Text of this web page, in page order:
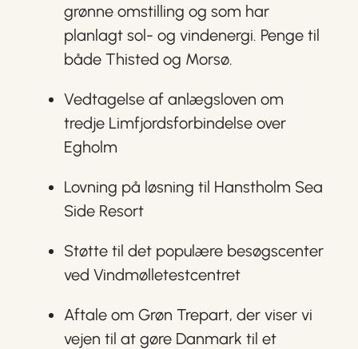
grønne omstilling og som har
planlagt sol- og vindenergi. Penge til
både Thisted og Morsø.
Vedtagelse af anlægsloven om
tredje Limfjordsforbindelse over
Egholm
Lovning på løsning til Hanstholm Sea
Side Resort
Støtte til det populære besøgscenter
ved Vindmølletestcentret
Aftale om Grøn Trepart, der viser vi
vejen til at gøre Danmark til et